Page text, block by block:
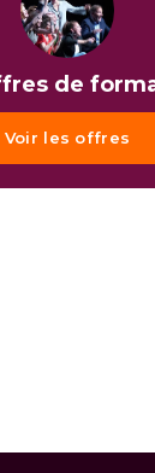
de
Voir les offres